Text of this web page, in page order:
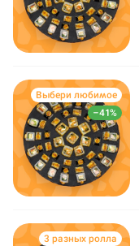
–41%
Выбери любимое
3 разных ролла